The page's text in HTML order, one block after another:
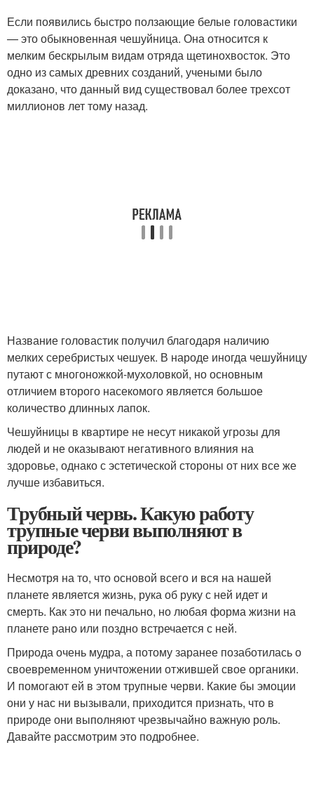
Если появились быстро ползающие белые головастики
— это обыкновенная чешуйница. Она относится к
мелким бескрылым видам отряда щетинохвосток. Это
одно из самых древних созданий, учеными было
доказано, что данный вид существовал более трехсот
миллионов лет тому назад.
Название головастик получил благодаря наличию
мелких серебристых чешуек. В народе иногда чешуйницу
путают с многоножкой-мухоловкой, но основным
отличием второго насекомого является большое
количество длинных лапок.
Чешуйницы в квартире не несут никакой угрозы для
людей и не оказывают негативного влияния на
здоровье, однако с эстетической стороны от них все же
лучше избавиться.
Трубный червь. Какую работу
трупные черви выполняют в
природе?
Несмотря на то, что основой всего и вся на нашей
планете является жизнь, рука об руку с ней идет и
смерть. Как это ни печально, но любая форма жизни на
планете рано или поздно встречается с ней.
Природа очень мудра, а потому заранее позаботилась о
своевременном уничтожении отжившей свое органики.
И помогают ей в этом трупные черви. Какие бы эмоции
они у нас ни вызывали, приходится признать, что в
природе они выполняют чрезвычайно важную роль.
Давайте рассмотрим это подробнее.